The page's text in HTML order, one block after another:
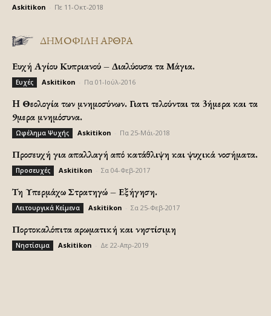
Askitikon Πε 11-Οκτ-2018
ΔΗΜΟΦΙΛΗ ΑΡΘΡΑ
Ευχή Αγίου Κυπριανού – Διαλύουσα τα Μάγια.
Ευχές Askitikon Πα 01-Ιούλ-2016
H Θεολογία των μνημοσύνων. Γιατι τελούνται τα 3ήμερα και τα
9μερα μνημόσυνα.
Ωφέλημα Ψυχής Askitikon Πα 25-Μάι-2018
Προσευχή για απαλλαγή από κατάθλιψη και ψυχικά νοσήματα.
Προσευχές Askitikon Σα 04-Φεβ-2017
Τη Υπερμάχω Στρατηγώ – Εξήγηση.
Λειτουργικά Κείμενα Askitikon Σα 25-Φεβ-2017
Πορτοκαλόπιτα αρωματική και νηστίσιμη
Νηστίσιμα Askitikon Δε 22-Απρ-2019